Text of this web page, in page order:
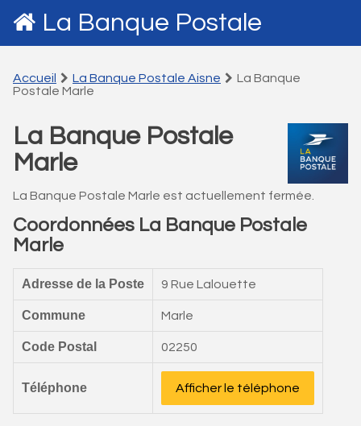
La Banque Postale
Accueil La Banque Postale Aisne
La Banque
Postale Marle
La Banque Postale
Marle
La Banque Postale Marle est actuellement fermée.
Coordonnées La Banque Postale
Marle
Adresse de la Poste 9 Rue Lalouette
Commune Marle
Code Postal 02250
Téléphone Afficher le téléphone